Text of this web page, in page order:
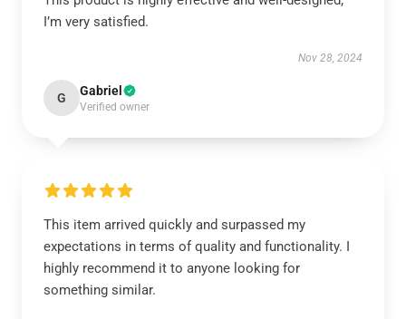
I’m very satisfied.
Nov 28, 2024
G Gabriel
Verified owner
This item arrived quickly and surpassed my
expectations in terms of quality and functionality. I
highly recommend it to anyone looking for
something similar.